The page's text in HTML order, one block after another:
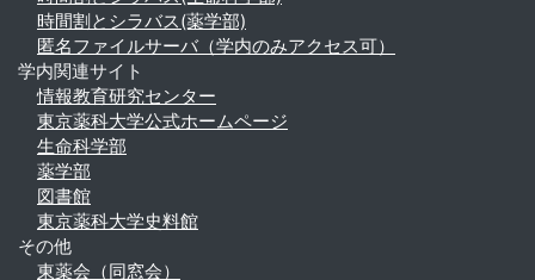
時間割とシラバス(薬学部)
匿名ファイルサーバ（学内のみアクセス可）
学内関連サイト
情報教育研究センター
東京薬科大学公式ホームページ
生命科学部
薬学部
図書館
東京薬科大学史料館
その他
東薬会（同窓会）